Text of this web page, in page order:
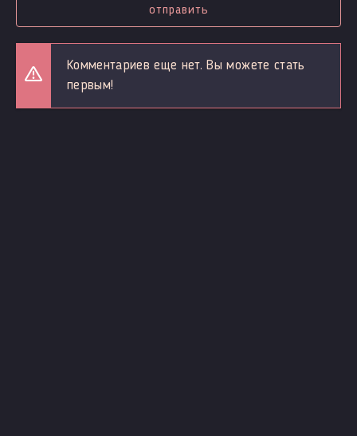
отправить
Комментариев еще нет. Вы можете стать
первым!